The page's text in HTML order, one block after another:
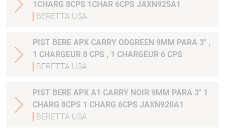
1CHARG 8CPS 1CHAR 6CPS JAXN925A1
BERETTA USA
PIST BERE APX CARRY ODGREEN 9MM PARA 3" ,
1 CHARGEUR 8 CPS , 1 CHARGEUR 6 CPS
BERETTA USA
PIST BERE APX A1 CARRY NOIR 9MM PARA 3" 1
CHARG 8CPS 1 CHARG 6CPS JAXN920A1
BERETTA USA